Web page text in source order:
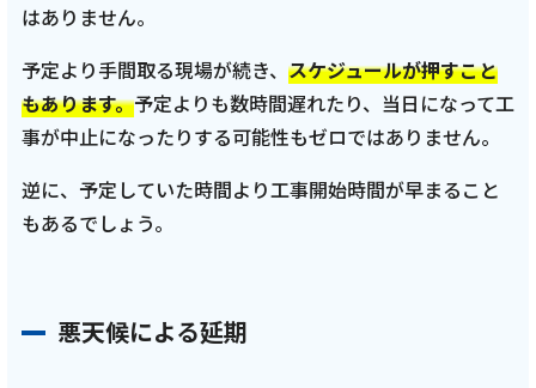
はありません。
予定より手間取る現場が続き、 スケジュールが押すこと
もあります。予定よりも数時間遅れたり、当日になって工
事が中止になったりする可能性もゼロではありません。
逆に、予定していた時間より工事開始時間が早まること
もあるでしょう。
悪天候による延期